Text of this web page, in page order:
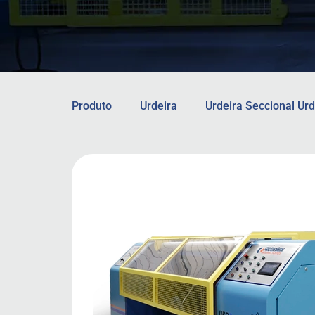
Produto Urdeira Urdeira Seccional